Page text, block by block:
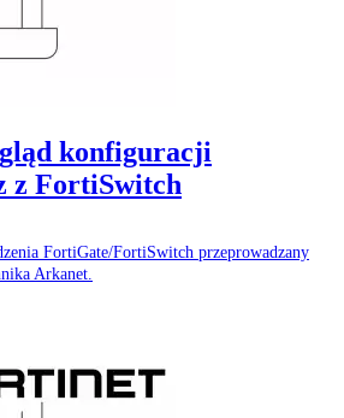
konfiguracji
z FortiSwitch
FortiGate/FortiSwitch przeprowadzany
Arkanet.